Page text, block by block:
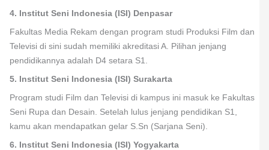
4. Institut Seni Indonesia (ISI) Denpasar
Fakultas Media Rekam dengan program studi Produksi Film dan
Televisi di sini sudah memiliki akreditasi A. Pilihan jenjang
pendidikannya adalah D4 setara S1.
5. Institut Seni Indonesia (ISI) Surakarta
Program studi Film dan Televisi di kampus ini masuk ke Fakultas
Seni Rupa dan Desain. Setelah lulus jenjang pendidikan S1,
kamu akan mendapatkan gelar S.Sn (Sarjana Seni).
6. Institut Seni Indonesia (ISI) Yogyakarta